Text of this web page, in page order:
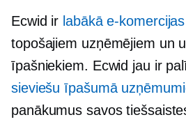
Ecwid ir labākā e-
topošajiem uzņēmējiem un
īpašniekiem. Ecwid jau ir
sieviešu īpašumā
panākumus savos